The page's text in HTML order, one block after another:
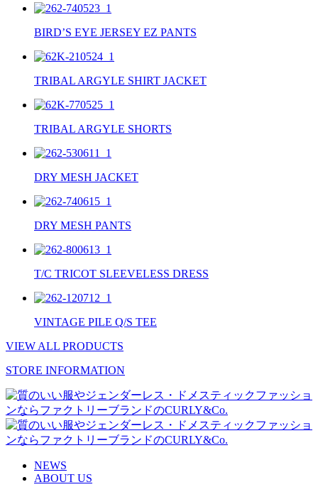
BIRD’S EYE JERSEY EZ PANTS
TRIBAL ARGYLE SHIRT JACKET
TRIBAL ARGYLE SHORTS
DRY MESH JACKET
DRY MESH PANTS
T/C TRICOT SLEEVELESS DRESS
VINTAGE PILE Q/S TEE
VIEW ALL PRODUCTS
STORE INFORMATION
NEWS
ABOUT US